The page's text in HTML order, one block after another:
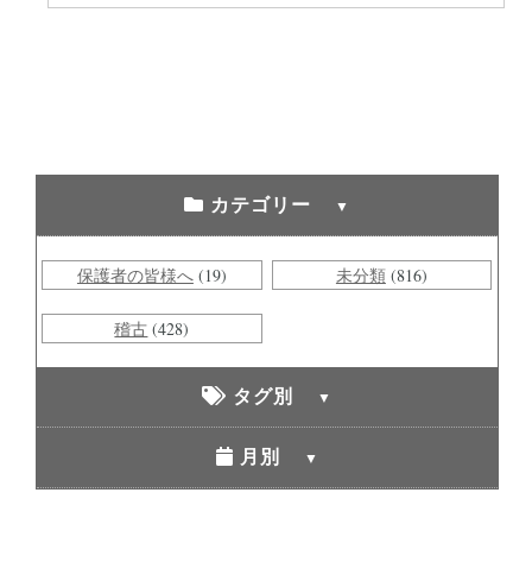
カテゴリー
保護者の皆様へ(19) 未分類(816)
稽古 (428)
タグ別
月別